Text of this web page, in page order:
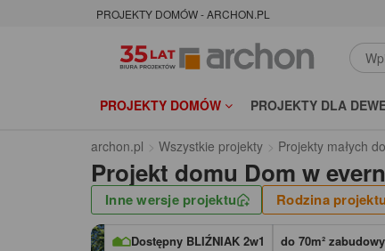
PROJEKTY DOMÓW - ARCHON.PL
PROJEKTY DOMÓW PROJEKTY DLA
archon.pl Wszystkie projekty Projekty małych
Projekt domu Dom w
Inne wersje projektu Rodzina projektu
Dostępny BLIŹNIAK 2w1 do 70m² zabudowy